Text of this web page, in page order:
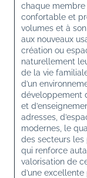
chaque
confortable et
volumes et à
aux nouveaux
création ou
naturellement
de la vie
d’un
développement
et
adresses,
modernes, le
des secteurs
qui renforce
valorisation de
d’une